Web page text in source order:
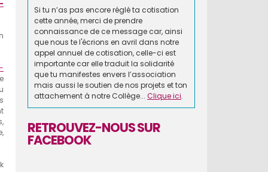
Si tu n’as pas encore réglé ta cotisation
cette année, merci de prendre
connaissance de ce message car, ainsi
que nous te l'écrions en avril dans notre
appel annuel de cotisation, celle-ci est
importante car elle traduit la solidarité
que tu manifestes envers l’association
mais aussi le soutien de nos projets et ton
attachement à notre Collège... Clique ici.
RETROUVEZ-NOUS SUR
FACEBOOK